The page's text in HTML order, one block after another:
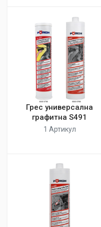
Грес универсална
графитна S491
1 Артикул